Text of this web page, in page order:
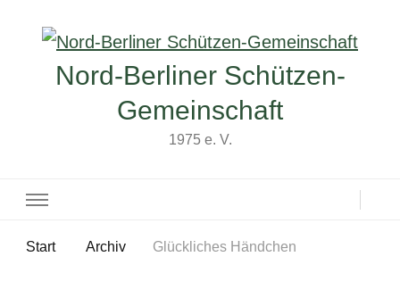
Nord-Berliner Schützen-
Gemeinschaft
1975 e. V.
Start Archiv Glückliches Händchen